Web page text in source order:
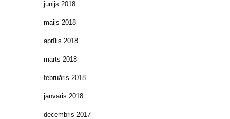
jūnijs 2018
maijs 2018
aprīlis 2018
marts 2018
februāris 2018
janvāris 2018
decembris 2017